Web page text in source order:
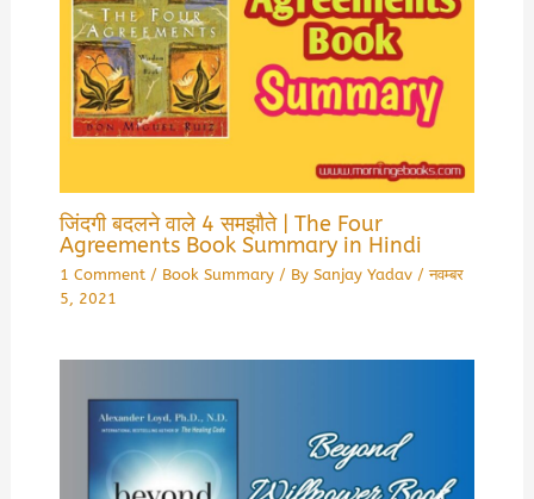
जिंदगी बदलने वाले 4 समझौते | The Four
Agreements Book Summary in Hindi
1 Comment / Book Summary/ By Sanjay Yadav /नवम्बर
5, 2021